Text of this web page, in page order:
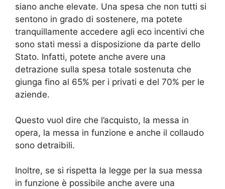
siano anche elevate. Una spesa che non tutti si
sentono in grado di sostenere, ma potete
tranquillamente accedere agli eco incentivi che
sono stati messi a disposizione da parte dello
Stato. Infatti, potete anche avere una
detrazione sulla spesa totale sostenuta che
giunga fino al 65% per i privati e del 70% per le
aziende.
Questo vuol dire che l’acquisto, la messa in
opera, la messa in funzione e anche il collaudo
sono detraibili.
Inoltre, se si rispetta la legge per la sua messa
in funzione è possibile anche avere una